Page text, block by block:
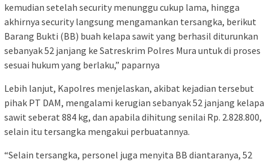
kemudian setelah security menunggu cukup lama, hingga
akhirnya security langsung mengamankan tersangka, berikut
Barang Bukti (BB) buah kelapa sawit yang berhasil diturunkan
sebanyak 52 janjang ke Satreskrim Polres Mura untuk di proses
sesuai hukum yang berlaku,” paparnya
Lebih lanjut, Kapolres menjelaskan, akibat kejadian tersebut
pihak PT DAM, mengalami kerugian sebanyak 52 janjang kelapa
sawit seberat 884 kg, dan apabila dihitung senilai Rp. 2.828.800,
selain itu tersangka mengakui perbuatannya.
“Selain tersangka, personel juga menyita BB diantaranya, 52